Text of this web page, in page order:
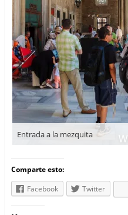
Entrada a la mezquita
Comparte esto:
Facebook
Twitter